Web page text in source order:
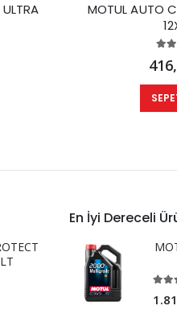
MOTUL AUTO
En İyi Dereceli